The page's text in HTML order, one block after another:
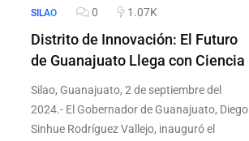
SILAO 0 1.07K
Distrito de Innovación: El Futuro
de Guanajuato Llega con Ciencia
Silao, Guanajuato, 2 de septiembre del
2024.- El Gobernador de Guanajuato, Diego
Sinhue Rodríguez Vallejo, inauguró el